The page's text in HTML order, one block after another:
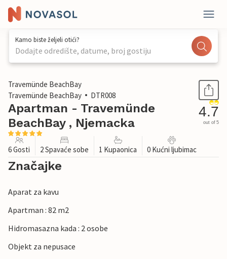
Kamo biste željeli otići?
Dodajte odredište, datume, broj gostiju
1 / 35
Travemünde BeachBay
Travemünde BeachBay
DTR008
Apartman - Travemünde
BeachBay , Njemacka
4.7
out of 5
6 Gosti 2 Spavaće sobe 1 Kupaonica 0 Kućni ljubimac
Značajke
Aparat za kavu
Apartman : 82 m2
Hidromasazna kada : 2 osobe
Objekt za nepusace